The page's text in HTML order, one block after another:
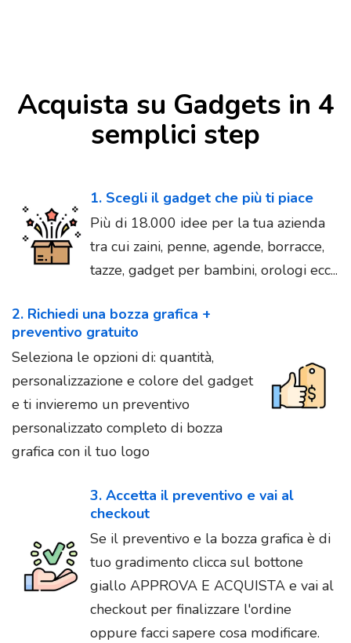
Acquista su Gadgets in 4
semplici step
1. Scegli il gadget che più ti piace
Più di 18.000 idee per la tua azienda
tra cui zaini, penne, agende, borracce,
tazze, gadget per bambini, orologi ecc...
2. Richiedi una bozza grafica +
preventivo gratuito
Seleziona le opzioni di: quantità,
personalizzazione e colore del gadget
e ti invieremo un preventivo
personalizzato completo di bozza
grafica con il tuo logo
3. Accetta il preventivo e vai al
checkout
Se il preventivo e la bozza grafica è di
tuo gradimento clicca sul bottone
giallo APPROVA E ACQUISTA e vai al
checkout per finalizzare l'ordine
oppure facci sapere cosa modificare.